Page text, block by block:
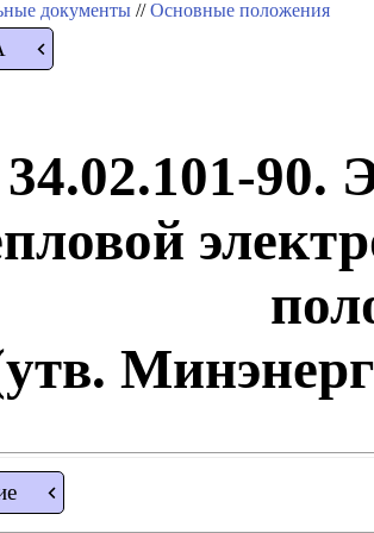
документы //Основные положения
90.